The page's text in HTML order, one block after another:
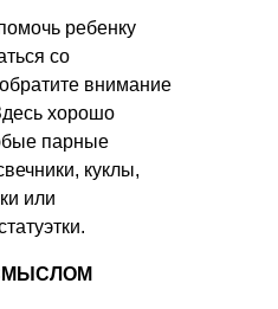
ребенку
со
внимание
хорошо
парные
куклы,
или